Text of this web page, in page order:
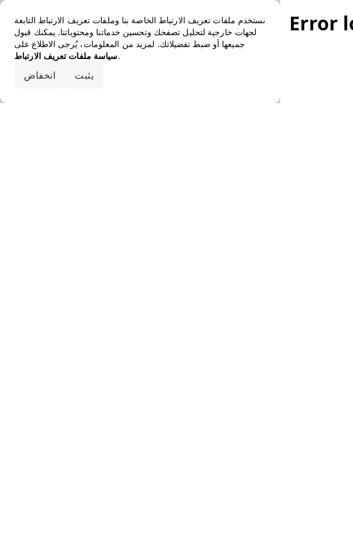
نستخدم ملفات تعريف الارتباط الخاصة بنا وملفات تعريف الارتباط التابعة
لجهات خارجية لتحليل تصفحك وتحسين خدماتنا ومحتوياتنا. يمكنك قبول
جميعها أو ضبط تفضيلاتك. لمزيد من المعلومات، يُرجى الاطلاع على
سياسة ملفات تعريف الارتباط.
انخفاض يثبت
Error